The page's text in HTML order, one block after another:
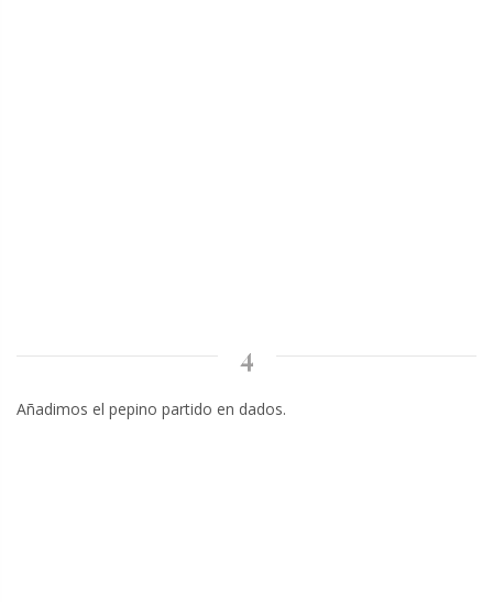
4
Añadimos el pepino partido en dados.